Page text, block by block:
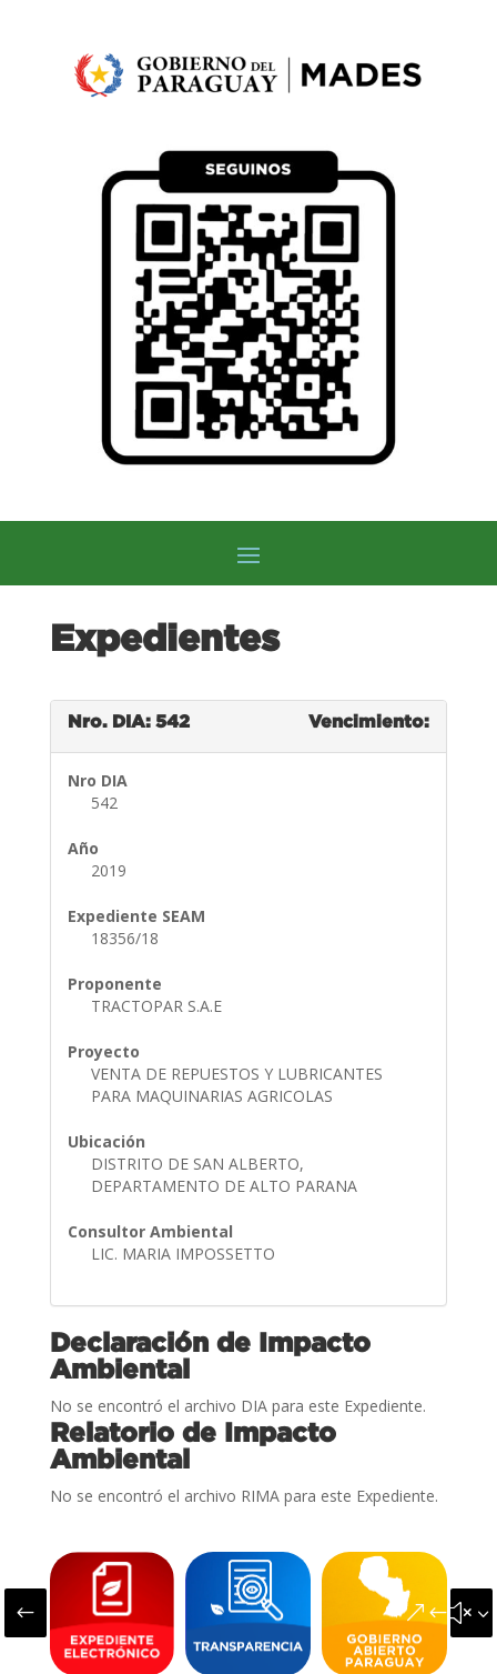
Expedientes
Nro. DIA: 542 Vencimiento:
Nro DIA
542
Año
2019
Expediente SEAM
18356/18
Proponente
TRACTOPAR S.A.E
Proyecto
VENTA DE REPUESTOS Y LUBRICANTES
PARA MAQUINARIAS AGRICOLAS
Ubicación
DISTRITO DE SAN ALBERTO,
DEPARTAMENTO DE ALTO PARANA
Consultor Ambiental
LIC. MARIA IMPOSSETTO
Declaración de Impacto
Ambiental
No se encontró el archivo DIA para este Expediente.
Relatorio de Impacto
Ambiental
No se encontró el archivo RIMA para este Expediente.
#